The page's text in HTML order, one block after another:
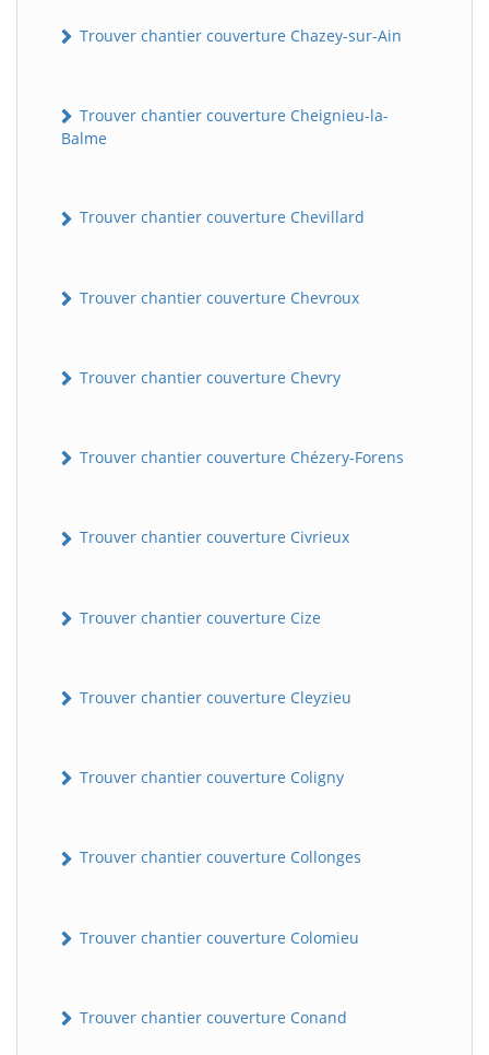
Trouver chantier couverture Chazey-sur-Ain
Trouver chantier couverture Cheignieu-la-
Balme
Trouver chantier couverture Chevillard
Trouver chantier couverture Chevroux
Trouver chantier couverture Chevry
Trouver chantier couverture Chézery-Forens
Trouver chantier couverture Civrieux
Trouver chantier couverture Cize
Trouver chantier couverture Cleyzieu
Trouver chantier couverture Coligny
Trouver chantier couverture Collonges
Trouver chantier couverture Colomieu
Trouver chantier couverture Conand